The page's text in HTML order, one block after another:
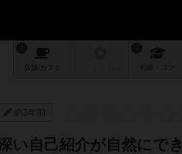
店舗/ カフェ 戦略
約3年前
い自己紹介が自然にで